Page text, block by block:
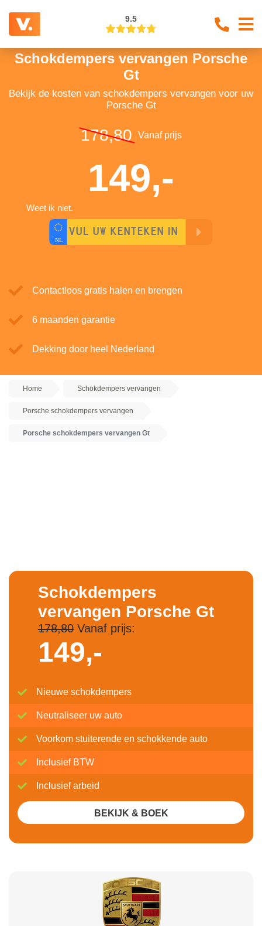
9.5
Schokdempers vervangen Porsche
Gt
Bekijk de kosten van schokdempers vervangen voor uw
Porsche Gt
178,80 Vanaf prijs
149,-
Weet ik niet.
Contactloos gratis halen en brengen
6 maanden garantie
Dekking door heel Nederland
Home Schokdempers vervangen
Porsche schokdempers vervangen
Porsche schokdempers vervangen Gt
Schokdempers
vervangen Porsche Gt
178,80Vanaf prijs:
149,-
Nieuwe schokdempers
Neutraliseer uw auto
Voorkom stuiterende en schokkende auto
Inclusief BTW
Inclusief arbeid
BEKIJK & BOEK